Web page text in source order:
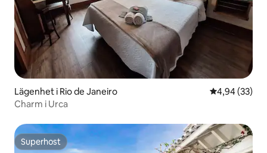
Lägenhet i Rio de Janeiro 4,94 av 5 i
4,94 (33)
Charm i Urca
Superhost
Superhost